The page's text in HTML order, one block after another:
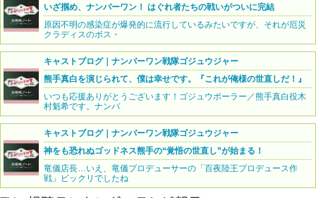
いざ掴め、ナンバーワン！ はぐれ者たちの戦いがついに完結
原因不明の感染症が爆発的に流行しているみたいですが、それが厄災
クラディスのボス・
キャストブログ｜ナンバーワン戦隊ゴジュウジャー
熊手真白を演じられて、僕は幸せです。『これが俺様の世直しだ！』
いつも応援ありがとうございます！ゴジュウポーラー／熊手真白役木
村魁希です。ナンバ
キャストブログ｜ナンバーワン戦隊ゴジュウジャー
神をも恐れぬゴッドネス熊手の“覚悟の世直し”が始まる！
竜儀店長…いえ、竜儀プロデューサーの「百夜陸王プロデュース作
戦」ビックリでしたね